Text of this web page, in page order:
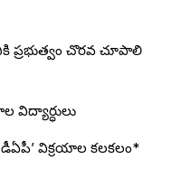
చొరవ చూపాలి
విద్యార్ధులు
విక్రయాల కలకలం*